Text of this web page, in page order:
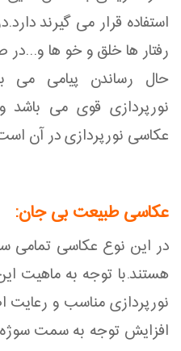
استفاده قرار می گیرند
رفتار ها خلق و خو ها
حال رساندن پیامی می
نورپردازی قوی می باشد
عکاسی نورپردازی در آن
عکاسی طبیعت بی جان:
در این نوع عکاسی تمامی
هستند.با توجه به ماهیت
نورپردازی مناسب و رعایت
افزایش توجه به سمت